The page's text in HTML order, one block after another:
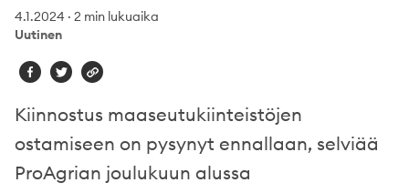
4.1.2024 · 2 min lukuaika
Uutinen
Kiinnostus maaseutukiinteistöjen
ostamiseen on pysynyt ennallaan, selviää
ProAgrian joulukuun alussa